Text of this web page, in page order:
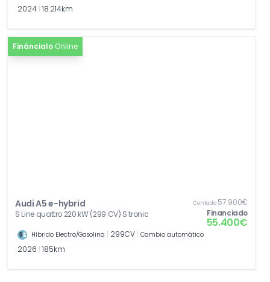
2024 18.214km
Fináncialo Online
Audi A5 e-hybrid
S Line quattro 220 kW (299 CV) S tronic
Contado57.900€
Financiado
55.400€
Híbrido Electro/Gasolina 299CV Cambio automático
2026 185km